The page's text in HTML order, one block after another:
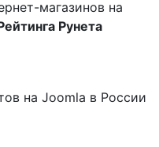
магазинов на
Рунета
на Joomla в России